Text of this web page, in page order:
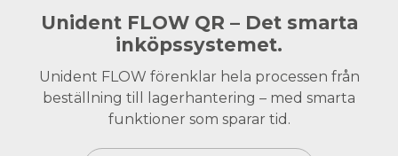
Unident FLOW QR – Det smarta
inköpssystemet.
Unident FLOW förenklar hela processen från
beställning till lagerhantering – med smarta
funktioner som sparar tid.